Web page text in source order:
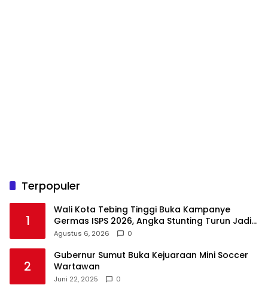
Terpopuler
1
Wali Kota Tebing Tinggi Buka Kampanye
Germas ISPS 2026, Angka Stunting Turun Jadi
1,5 Persen
Agustus 6, 2026 0
2
Gubernur Sumut Buka Kejuaraan Mini Soccer
Wartawan
Juni 22, 2025 0